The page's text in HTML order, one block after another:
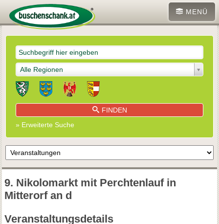
MENÜ
Alle Regionen
FINDEN
» Erweiterte Suche
9. Nikolomarkt mit Perchtenlauf in
Mitterorf an d
Veranstaltungsdetails